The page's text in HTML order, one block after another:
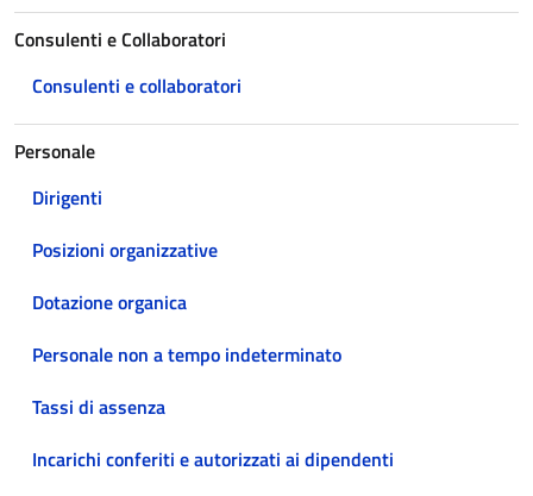
Consulenti e Collaboratori
Consulenti e collaboratori
Personale
Dirigenti
Posizioni organizzative
Dotazione organica
Personale non a tempo indeterminato
Tassi di assenza
Incarichi conferiti e autorizzati ai dipendenti